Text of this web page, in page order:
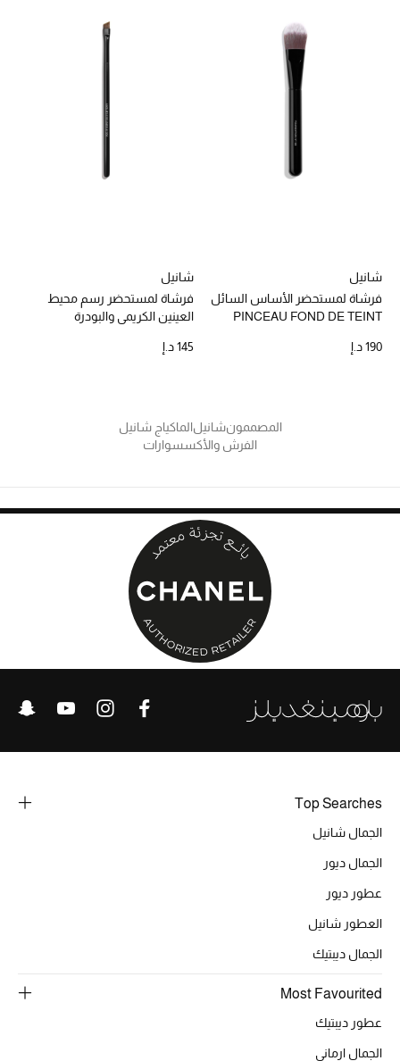
عرض جميع المنتجات
حصريًا عبر الإنترنت
دليل مستلزمات الرجال
العناية الشخصية بالرجال
عرض جميع المنتجات
خصومات
الهدايا
ركن أناقة المنتجعات
شانيل
فرشاة لمستحضر الأساس السائل
PINCEAU FOND DE TEINT
190 د.إ
شانيل
فرشاة لمستحضر رسم محيط
العينين الكريمي والبودرة
BISEAUTÉ N°206
145 د.إ
المصممونشانيلالماكياج شانيل
الفرش والأكسسوارات
Top Searches
الجمال شانيل
الجمال ديور
عطور ديور
العطور شانيل
الجمال ديبتيك
Most Favourited
عطور ديبتيك
الجمال ارماني